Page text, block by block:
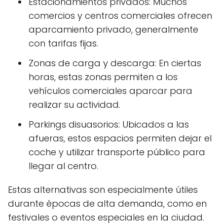
comercios y centros comerciales ofrecen
aparcamiento privado, generalmente
con tarifas fijas.
Zonas de carga y descarga: En ciertas
horas, estas zonas permiten a los
vehículos comerciales aparcar para
realizar su actividad.
Parkings disuasorios: Ubicados a las
afueras, estos espacios permiten dejar el
coche y utilizar transporte público para
llegar al centro.
Estas alternativas son especialmente útiles
durante épocas de alta demanda, como en
festivales o eventos especiales en la ciudad.